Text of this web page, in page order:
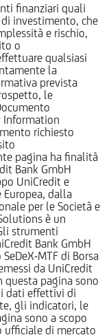
finanziari quali
investimento, che
e rischio,
o
qualsiasi
la
prevista
le
Information
richiesto
pagina ha finalità
Bank GmbH
UniCredit e
dalla
per le Società e
è un
strumenti
Bank GmbH
MTF di Borsa
da UniCredit
questa pagina sono
dati effettivi di
gli indicatori, le
sono a scopo
di mercato